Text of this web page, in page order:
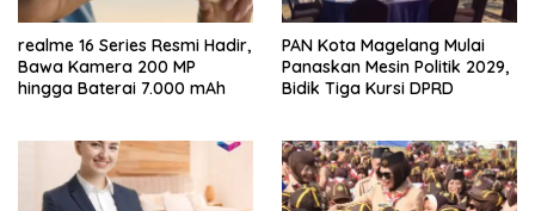
realme 16 Series Resmi Hadir,
Bawa Kamera 200 MP
hingga Baterai 7.000 mAh
PAN Kota Magelang Mulai
Panaskan Mesin Politik 2029,
Bidik Tiga Kursi DPRD